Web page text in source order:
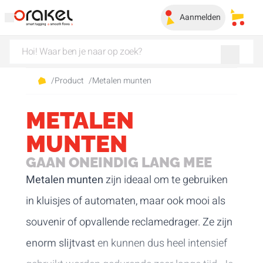
Aanmelden Mijn
/Product /Metalen munten
METALEN
MUNTEN
GAAN ONEINDIG LANG MEE
Metalen muntenzijn ideaal om te gebruiken
in kluisjes of automaten, maar ook mooi als
souvenir of opvallende reclamedrager. Ze zijn
enorm slijtvasten kunnen dus heel intensief